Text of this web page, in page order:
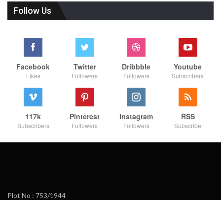
Follow Us
Facebook
Likes
Twitter
Followers
Dribbble
Followers
Youtube
Subscribers
117k
Subscribers
Pinterest
Followers
Instagram
Followers
RSS
Subscribe
Plot No : 753/1944